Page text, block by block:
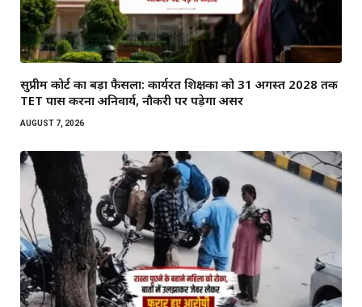
सुप्रीम कोर्ट का बड़ा फैसला: कार्यरत शिक्षकों को 31 अगस्त 2028 तक
TET पास करना अनिवार्य, नौकरी पर पड़ेगा असर
AUGUST 7, 2026